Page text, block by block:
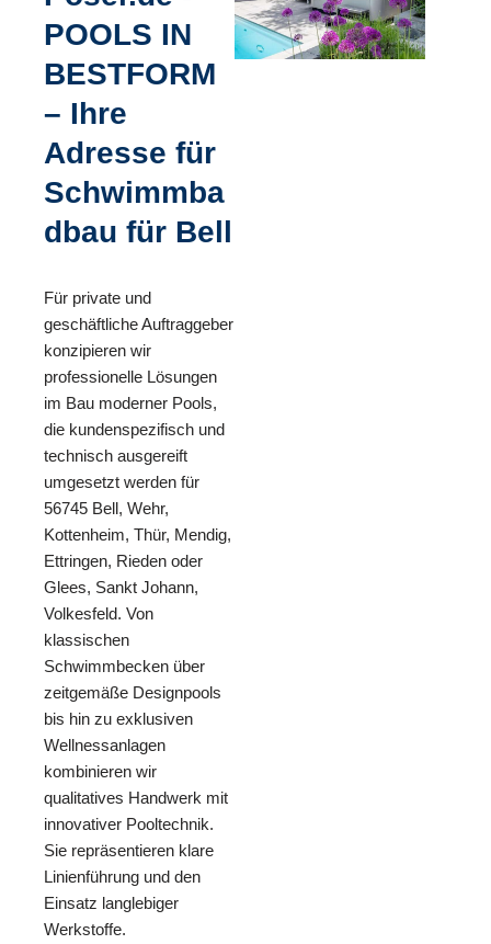
POOLS IN
BESTFORM
– Ihre
Adresse für
Schwimmba
dbau für Bell
Für private und
geschäftliche Auftraggeber
konzipieren wir
professionelle Lösungen
im Bau moderner Pools,
die kundenspezifisch und
technisch ausgereift
umgesetzt werden für
56745 Bell, Wehr,
Kottenheim, Thür, Mendig,
Ettringen, Rieden oder
Glees, Sankt Johann,
Volkesfeld. Von
klassischen
Schwimmbecken über
zeitgemäße Designpools
bis hin zu exklusiven
Wellnessanlagen
kombinieren wir
qualitatives Handwerk mit
innovativer Pooltechnik.
Sie repräsentieren klare
Linienführung und den
Einsatz langlebiger
Werkstoffe.